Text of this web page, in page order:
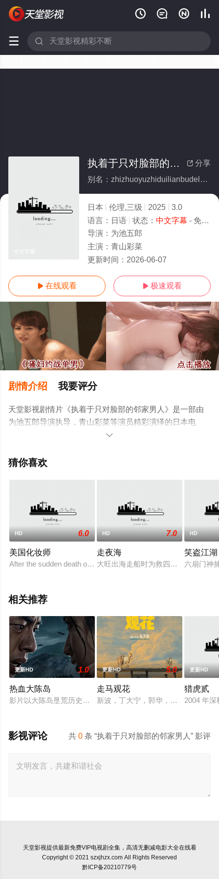
   
 
 分享
执着于只对脸部的邻家男人
别名：zhizhuoyuzhiduilianbudelinjiananren
日本 伦理,三级 2025
3.0
语言： 日语 状态： 中文字幕 - 免费在线观看
导演： 为池五郎
主演： 青山彩菜
更新时间： 2026-06-07
 在线观看  极速观看
剧情介绍 我要评分
天堂影视剧情片《执着于只对脸部的邻家男人》是一部由
为池五郎导演执导，青山彩菜等演员精彩演绎的日本电
影，手机免费观看高清未删减完整版电影大全就上天堂电
等平台了解。

猜你喜欢
HD 6.0
美国化妆师
After the sudden death of his wife and a fractured relationship
HD 7.0
走夜海
大旺出海走船时为救四六被飓风刮断
HD
笑盗江湖
六扇门神
相关推荐
更新HD 1.0
热血大陈岛
影片以大陈岛垦荒历史为创作底色，在尊重历史真实性的前提
更新HD 5.0
走马观花
新波，丁大宁，郭华，程一木他们毕
更新HD
猎虎贰
2004 年
共0 条 “执着于只对脸部的邻家男人” 影评
影视评论
天堂影视提供最新免费VIP电视剧全集，高清无删减电影大全在线看
Copyright © 2021 szxjhzx.com All Rights Reserved
黔ICP备20210779号